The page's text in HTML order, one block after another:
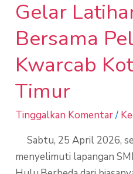
Gelar
Bersama
Kwarcab
Timur
Tinggalkan Komentar/
Sabtu, 25 April 2026,
menyelimuti lapangan